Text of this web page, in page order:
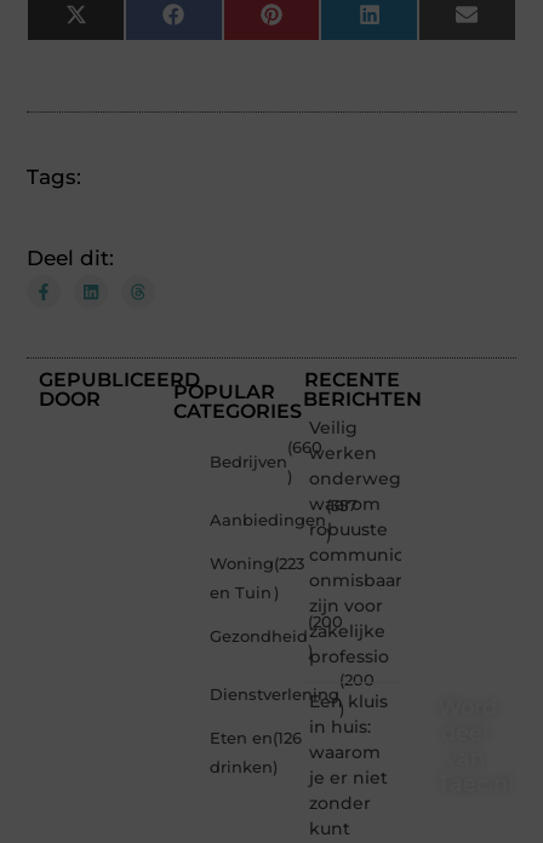
X
(Twitter)
FacebookPinterestLinkedInEmail
Tags:
Deel dit:
GEPUBLICEERD
DOOR
POPULAR
CATEGORIES
Bedrijven
(660
)
Aanbiedingen
(357
)
Woning
en Tuin
(223
)
Gezondheid
(200
)
Dienstverlening
(200
)
Eten en
drinken
(126
)
RECENTE
BERICHTEN
Veilig
werken
onderweg:
waarom
robuuste
communicatiemiddelen
onmisbaar
zijn voor
zakelijke
professio
Een kluis
in huis:
waarom
je er niet
zonder
kunt